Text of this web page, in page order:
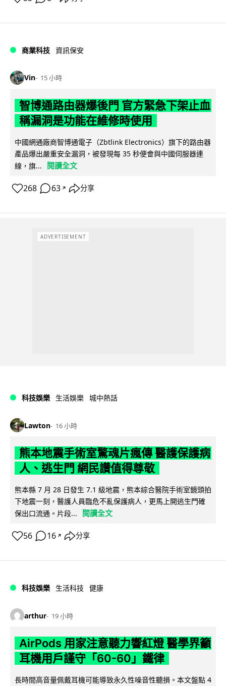
商業科技 資訊保安
Vin 15 小時
智博通路由器爆後門 官方緊急下架止血
稱漏洞是功能在維修時使用
中國網通廠商智博通電子（Zbtlink Electronics）旗下的路由器
產品爆出嚴重安全漏洞，被發現每 35 秒便會與中國伺服器連
線，旗...
閱讀全文
268 63 ↗ 分享
ADVERTISEMENT
科技娛樂 生活娛樂 城中熱話
Lawton 16 小時
熊本地震手術室驚魂片瘋傳 醫護保護病
人、逃生門 網民讚值得尊敬
熊本縣 7 月 28 日發生 7.1 級地震，熊本綜合醫院手術室鏡頭拍
下地震一刻，醫護人員臨危不亂保護病人，更馬上開逃生門確
保出口流通。片段...
閱讀全文
56 16 ↗ 分享
科技娛樂 生活科技 健康
arthur 19 小時
AirPods 用家注意聽力響紅燈 醫學界籲
耳機用戶謹守「60-60」鐵律
長時間高音量佩戴耳機可能導致永久性噪音性聽損。本文盤點 4